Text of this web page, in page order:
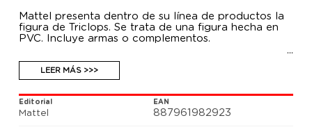
Mattel presenta dentro de su línea de productos la
figura de Triclops. Se trata de una figura hecha en
PVC. Incluye armas o complementos.
LEER MÁS >>>
Editorial
Mattel
EAN
887961982923